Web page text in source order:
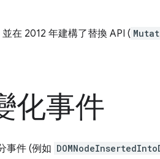
並在 2012 年建構了替換 API (
化事件
事件 (例如